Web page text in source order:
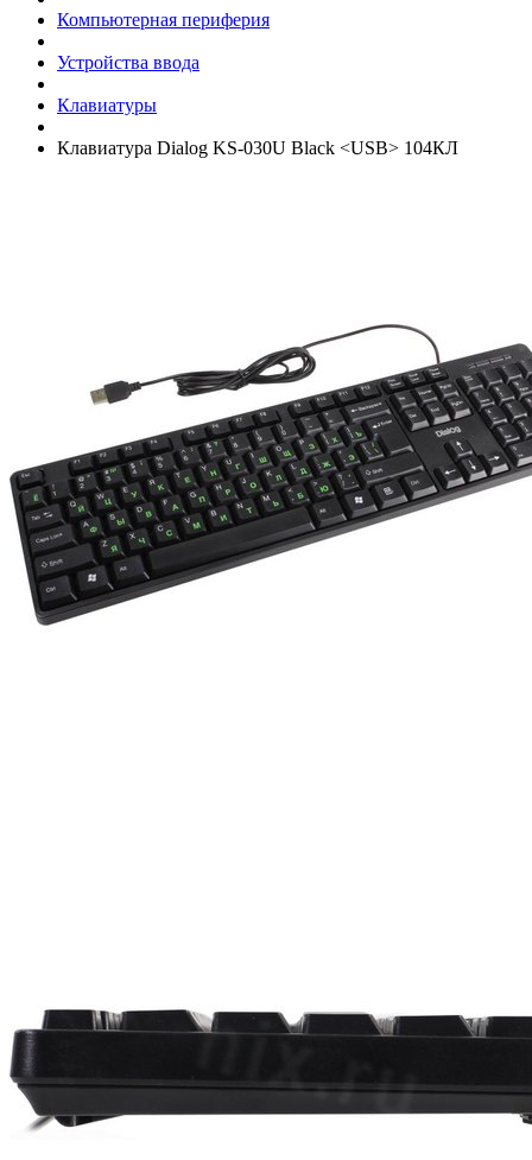
Компьютерная периферия
Устройства ввода
Клавиатуры
Клавиатура Dialog KS-030U Black <USB> 104КЛ